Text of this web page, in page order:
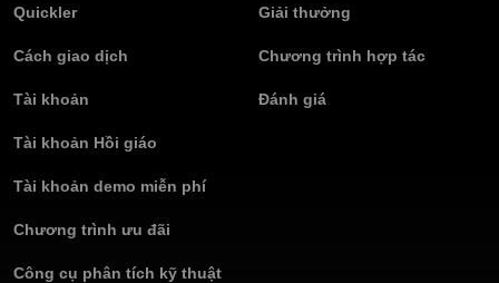
Quickler
Cách giao dịch
Tài khoản
Tài khoản Hồi giáo
Tài khoản demo miễn phí
Chương trình ưu đãi
Công cụ phân tích kỹ thuật
Giải thưởng
Chương trình hợp tác
Đánh giá